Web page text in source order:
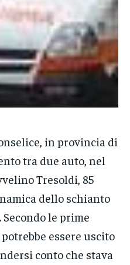
in provincia di
tra due auto, nel
Tresoldi, 85
dello schianto
le prime
essere uscito
conto che stava